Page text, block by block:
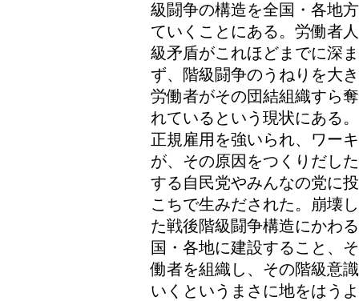
級闘争の構造を全国・各地
ていくことにある。労働者
級矛盾がこれほどまでに深
ず、階級闘争のうねりを大
労働者がその団結組織すら
れているという現状にある
正規雇用を強いられ、ワー
が、その原因をつくりだし
する自民党やみんなの党に
こちで生みだされた。崩壊
た戦後階級闘争構造にかわ
国・各地に建設すること、
働者を組織し、その階級意
いくというまさに地をはう